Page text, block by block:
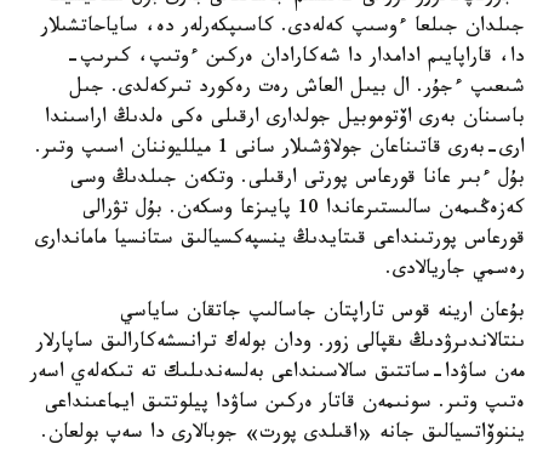
جىلدان جىلعا ءوسىپ كەلەدى. كاسىپكەرلەر دە، ساياحاتشىلار
دا، قاراپايىم ادامدار دا شەكارادان ەركىن ءوتىپ، كىرىپ-
شىعىپ ءجۇر. ال بيىل العاش رەت رەكورد تىركەلدى. جىل
باسىنان بەرى اۆتوموبيل جولدارى ارقىلى ەكى ەلدىڭ اراسىندا
ارى-بەرى قاتىناعان جولاۋشىلار سانى 1 ميلليوننان اسىپ وتىر.
بۇل ءبىر عانا قورعاس پورتى ارقىلى. وتكەن جىلدىڭ وسى
كەزەڭىمەن سالىستىرعاندا 10 پايىزعا وسكەن. بۇل تۋرالى
قورعاس پورتىنداعى قىتايدىڭ ينسپەكسيالىق ستانسيا ماماندارى
رەسمي جاريالادى.
بۇعان ارينە قوس تاراپتان جاسالىپ جاتقان ساياسي
ىنتالاندىرۋدىڭ ىقپالى زور. ودان بولەك ترانسشەكارالىق ساپارلار
مەن ساۋدا-ساتتىق سالاسىنداعى بەلسەندىلىك تە تىكەلەي اسەر
ەتىپ وتىر. سونىمەن قاتار ەركىن ساۋدا پيلوتتىق ايماعىنداعى
يننوۆاتسيالىق جانە «اقىلدى پورت» جوبالارى دا سەپ بولعان.